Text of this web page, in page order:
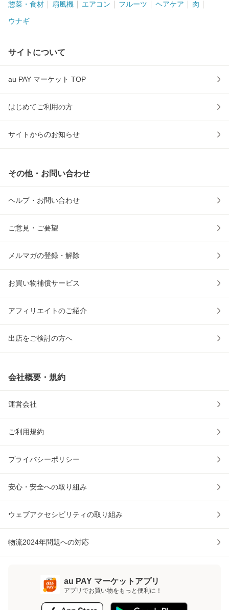
惣菜・食材 扇風機 エアコン フルーツ ヘアケア 肉
ウナギ
サイトについて
au PAY マーケット TOP
はじめてご利用の方
サイトからのお知らせ
その他・お問い合わせ
ヘルプ・お問い合わせ
ご意見・ご要望
メルマガの登録・解除
お買い物補償サービス
アフィリエイトのご紹介
出店をご検討の方へ
会社概要・規約
運営会社
ご利用規約
プライバシーポリシー
安心・安全への取り組み
ウェブアクセシビリティの取り組み
物流2024年問題への対応
au PAY マーケットアプリ
アプリでお買い物をもっと便利に！